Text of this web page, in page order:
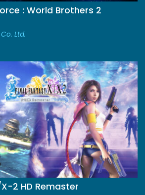
: World Brothers 2
Ltd.
2 HD Remaster